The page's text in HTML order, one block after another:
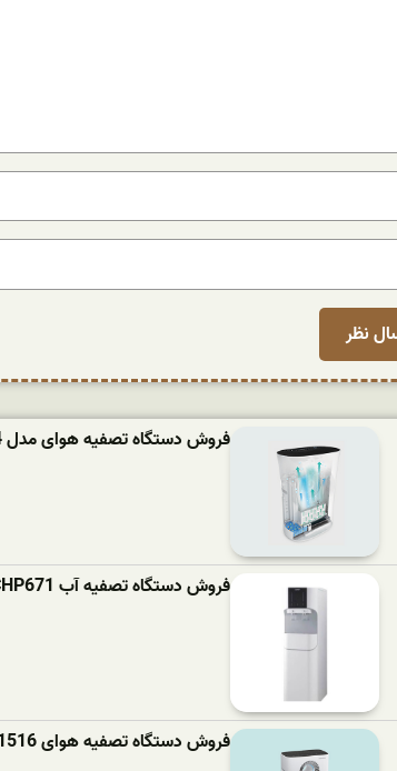
فروش دستگاه تصفیه هوای مدل APMS1014
فروش دستگاه تصفیه آب CHP671
فروش دستگاه تصفیه هوای AP1516